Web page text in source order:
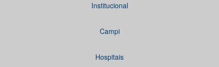
Institucional
Campi
Hospitais